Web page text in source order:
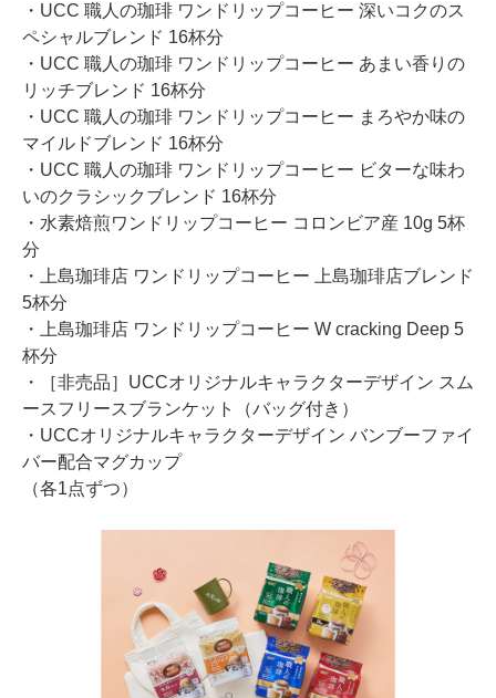
・UCC 職人の珈琲 ワンドリップコーヒー 深いコクのス
ペシャルブレンド 16杯分
・UCC 職人の珈琲 ワンドリップコーヒー あまい香りの
リッチブレンド 16杯分
・UCC 職人の珈琲 ワンドリップコーヒー まろやか味の
マイルドブレンド 16杯分
・UCC 職人の珈琲 ワンドリップコーヒー ビターな味わ
いのクラシックブレンド 16杯分
・水素焙煎ワンドリップコーヒー コロンビア産 10g 5杯
分
・上島珈琲店 ワンドリップコーヒー 上島珈琲店ブレンド
5杯分
・上島珈琲店 ワンドリップコーヒー W cracking Deep 5
杯分
・［非売品］UCCオリジナルキャラクターデザイン スム
ースフリースブランケット（バッグ付き）
・UCCオリジナルキャラクターデザイン バンブーファイ
バー配合マグカップ
（各1点ずつ）